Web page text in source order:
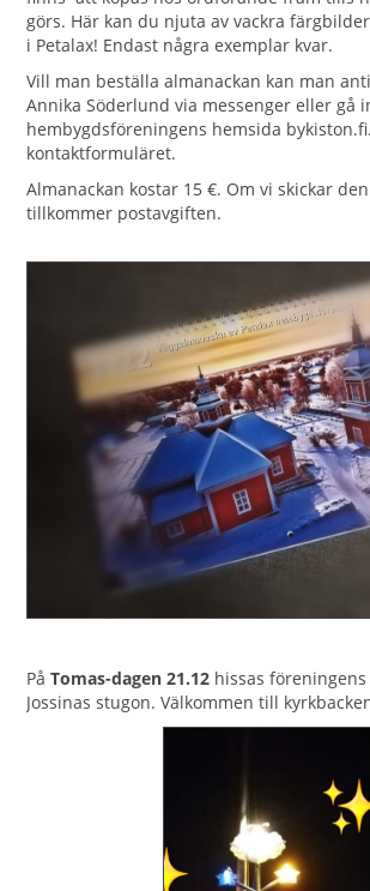
görs. Här kan du njuta av vackra
i Petalax! Endast några exemplar kvar.
Vill man beställa almanackan kan man
Annika Söderlund via messenger eller gå
hembygdsföreningens hemsida
kontaktformuläret.
Almanackan kostar 15 €. Om vi skickar
tillkommer postavgiften.
PåTomas-dagen 21.12 hissas
Jossinas stugon. Välkommen till